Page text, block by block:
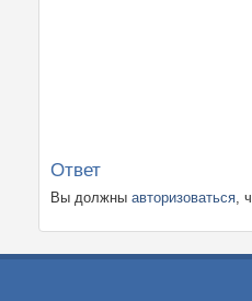
Ответ
Вы должны авторизоваться ,